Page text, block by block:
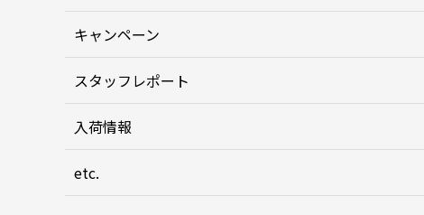
キャンペーン
スタッフレポート
入荷情報
etc.